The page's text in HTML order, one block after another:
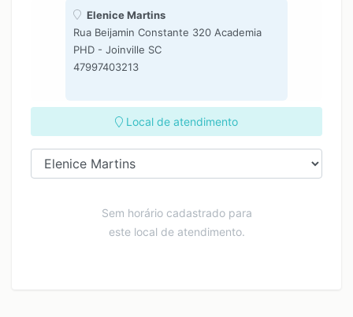
Elenice Martins
Rua Beijamin Constante 320 Academia
PHD - Joinville SC
47997403213
Local de atendimento
Sem horário cadastrado para
este local de atendimento.